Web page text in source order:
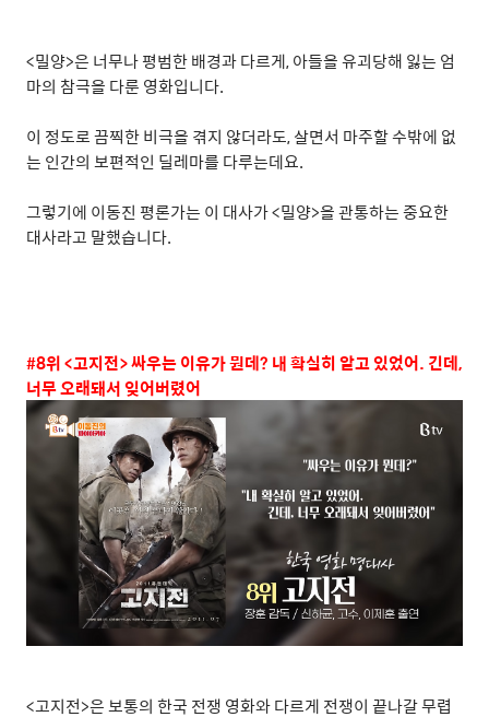
<밀양>은 너무나 평범한 배경과 다르게,아들을 유괴당해 잃는 엄
마의 참극을 다룬 영화입니다.
이 정도로 끔찍한 비극을 겪지 않더라도,살면서 마주할 수밖에 없
는 인간의 보편적인 딜레마를 다루는데요.
그렇기에 이동진 평론가는 이 대사가<밀양>을 관통하는 중요한
대사라고 말했습니다.
#8위<고지전>싸우는 이유가 뭔데? 내 확실히 알고 있었어. 긴데,
너무 오래돼서 잊어버렸어
<고지전>은 보통의 한국 전쟁 영화와 다르게 전쟁이 끝나갈 무렵